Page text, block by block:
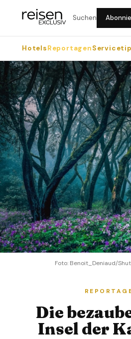
Suchen
HotelsReportagen
Foto: Benoit_Deniaud/
Die
Insel der